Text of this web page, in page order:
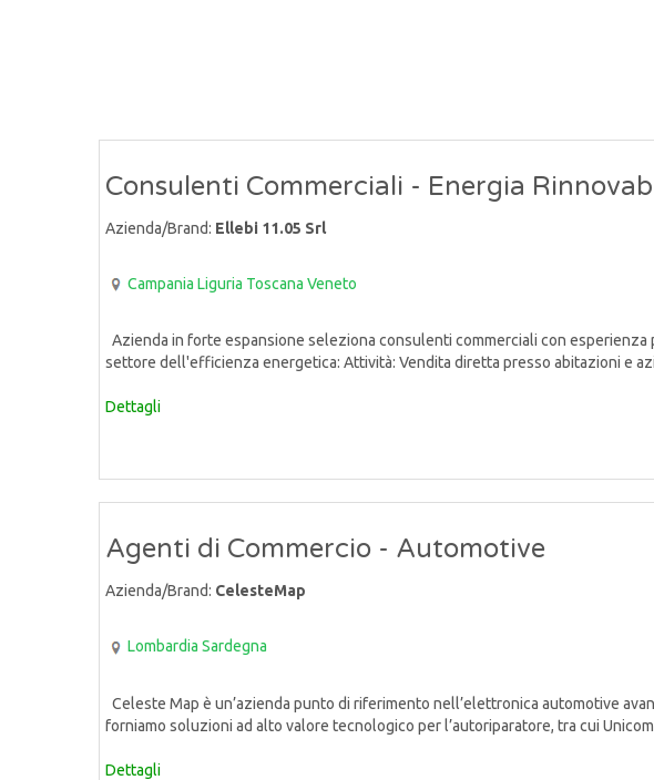
Consulenti Commerciali - Energia
Azienda/Brand: Ellebi 11.05 Srl
Campania Liguria Toscana Veneto
Azienda in forte espansione seleziona consulenti commerciali con esperienza
settore dell'efficienza energetica: Attività: Vendita diretta presso abitazioni e
Dettagli
Agenti di Commercio - Automotive
Azienda/Brand: CelesteMap
Lombardia Sardegna
Celeste Map è un’azienda punto di riferimento nell’elettronica automotive
forniamo soluzioni ad alto valore tecnologico per l’autoriparatore, tra cui
Dettagli